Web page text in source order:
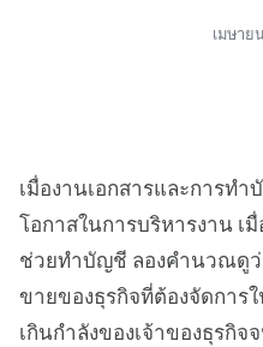
เมษาย
เมื่องานเอกสารและการทำ
โอกาสในการบริหารงาน เ
ช่วยทำบัญชี ลองคำนวณดูว่
ขายของธุรกิจที่ต้องจัดการ
เกินกำลังของเจ้าของธุรกิ